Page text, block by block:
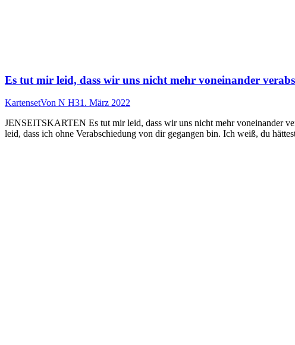
Es tut mir leid, dass wir uns nicht mehr voneinander
KartensetVon N H31. März 2022
JENSEITSKARTEN Es tut mir leid, dass wir uns nicht mehr voneinander
leid, dass ich ohne Verabschiedung von dir gegangen bin. Ich weiß, du